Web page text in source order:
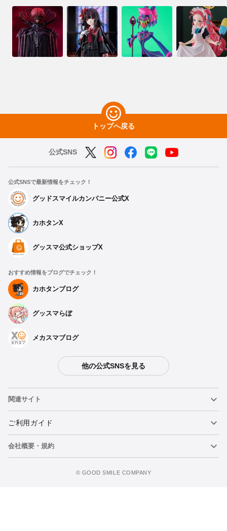
トップへ戻る
公式SNS
公式SNSで最新情報をチェック！
グッドスマイルカンパニー公式X
カホタンX
グッスマ公式ショップX
おすすめ情報をブログでチェック！
カホタンブログ
グッスマらぼ
メカスマブログ
他の公式SNSを見る
関連サイト
ねんどろいど
ねんどろいどフェイスメーカー
ご利用ガイド
重要なお知らせ
会社概要・規約
©️ GOOD SMILE COMPANY